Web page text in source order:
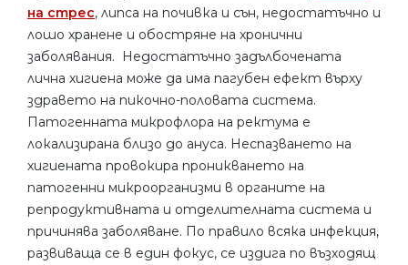
на стрес, липса на почивка и сън, недостатъчно и
лошо хранене и обостряне на хронични
заболявания. Недостатъчно задълбочената
лична хигиена може да има пагубен ефект върху
здравето на пикочно-половата система.
Патогенната микрофлора на ректума е
локализирана близо до ануса. Неспазването на
хигиената провокира проникването на
патогенни микроорганизми в органите на
репродуктивната и отделителната система и
причинява заболяване. По правило всяка инфекция,
развиваща се в един фокус, се издига по възходящ